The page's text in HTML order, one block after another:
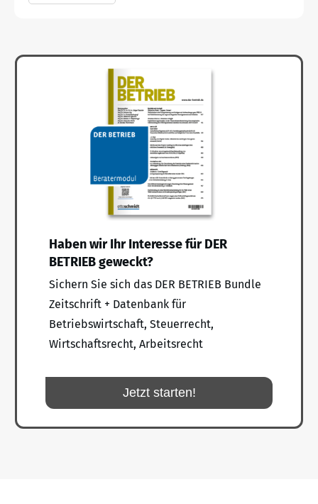
Haben wir Ihr Interesse für DER
BETRIEB geweckt?
Sichern Sie sich das DER BETRIEB Bundle
Zeitschrift + Datenbank für
Betriebswirtschaft, Steuerrecht,
Wirtschaftsrecht, Arbeitsrecht
Jetzt starten!